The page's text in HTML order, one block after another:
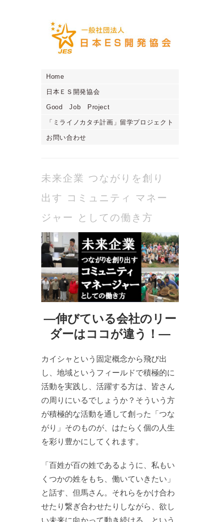
Home
日本ＥＳ開発協会
Good Job Project
「ミライノカタチ計画」留学プロジェクト
お問い合わせ
未来企業 つながりを創り
出す コミュニティ マネー
ジャー としての働き方
―伸びている会社のリー
ダーはココが違う！―
カイシャという固定概念から飛び出
し、地域というフィールドで積極的に
活動を実践し、活躍する方は、皆さん
の周りにいるでしょうか？そういう方
が積極的な活動を通して創った「つな
がり」そのものが、はたらく個の人生
を彩り豊かにしてくれます。
「百姓が百の姓であるように、私もい
くつかの姓をもち、働いていきたい」
と話す、但馬さん。それらをかけ合わ
せたり繋ぎ合わせたりしながら、欲し
い未来に向かって動き続ける、という